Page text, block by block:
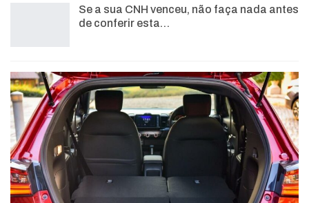
Se a sua CNH venceu, não faça nada antes
de conferir esta…